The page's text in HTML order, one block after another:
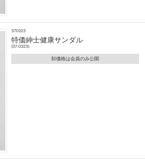
370323
特価紳士健康サンダル
(37-0323)
卸価格は会員のみ公開